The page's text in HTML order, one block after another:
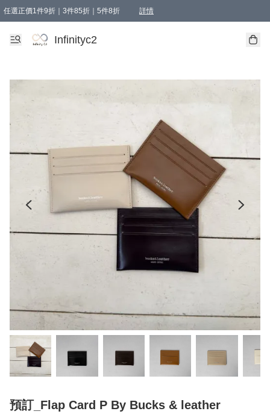
任選正價1件9折｜3件85折｜5件8折 詳情
精選商品，任選買1件或以上減HKD 20.00；買2件或以上減HKD 60.00；買3件
Infinityc2 wears 滿$800免運費
Bucks & Leather 滿$1000免運費
Infinityc2
預訂_Flap Card P By Bucks & leather